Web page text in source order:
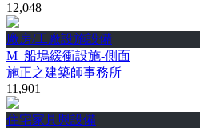
12,048
廠房/工廠設施設備
M_船塢緩衝設施-側面
施正之建築師事務所
11,901
住宅家具與設備